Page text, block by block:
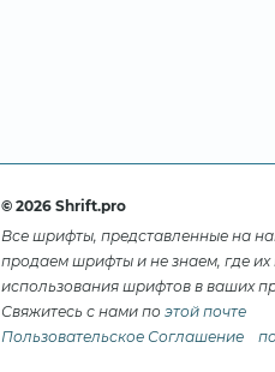
© 2026 Shrift.pro
Все шрифты, представленные на
продаем шрифты и не знаем, где
использования шрифтов в ваших
Свяжитесь с нами по этой почте
Пользовательское Соглашение